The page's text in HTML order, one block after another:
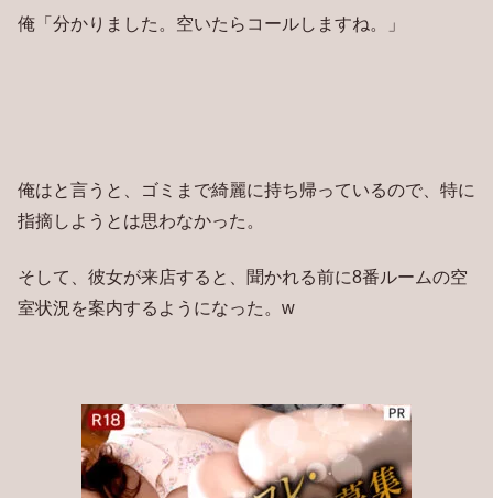
俺「分かりました。空いたらコールしますね。」
俺はと言うと、ゴミまで綺麗に持ち帰っているので、特に
指摘しようとは思わなかった。
そして、彼女が来店すると、聞かれる前に8番ルームの空
室状況を案内するようになった。w